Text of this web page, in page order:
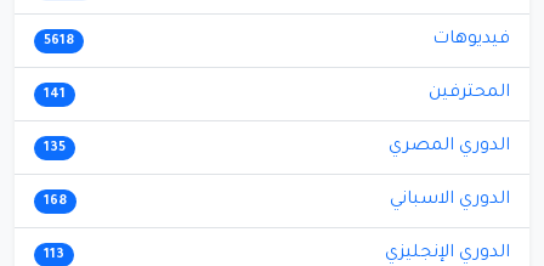
فيديوهات 5618
المحترفين 141
الدوري المصري 135
الدوري الاسباني 168
الدوري الإنجليزي 113